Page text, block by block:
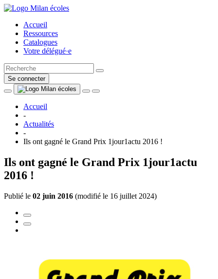
Accueil
Ressources
Catalogues
Votre délégué·e
Se connecter
Accueil
-
Actualités
-
Ils ont gagné le Grand Prix 1jour1actu 2016 !
Ils ont gagné le Grand Prix 1jour1actu
2016 !
Publié le 02 juin 2016 (modifié le 16 juillet 2024)